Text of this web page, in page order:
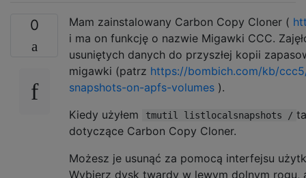
0 Mam zainstalowany Carbon Copy Cloner (
i ma on funkcję o nazwie Migawki CCC.
usuniętych danych do przyszłej kopii
migawki (patrz https://bombich.com/kb/
snapshots-on-apfs-volumes ).
Kiedy użyłem
tmutil listlocalsnapshots /
dotyczące Carbon Copy Cloner.
Możesz je usunąć za pomocą interfejsu
Wybierz dysk twardy w lewym dolnym rogu,